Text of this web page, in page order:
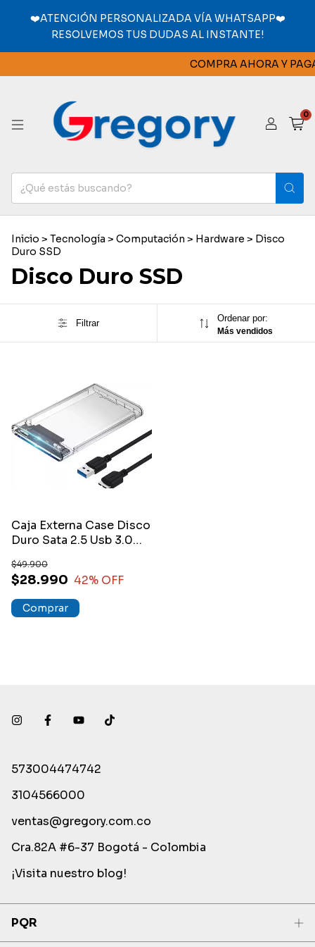
❤️ATENCIÓN PERSONALIZADA VÍA WHATSAPP❤️
RESOLVEMOS TUS DUDAS AL INSTANTE!
COMPRA AHORA Y
0
Inicio > Tecnología > Computación > Hardware > Disco
Duro SSD
Disco Duro SSD
Filtrar Ordenar por:
Más vendidos
Caja Externa Case Disco
Duro Sata 2.5 Usb 3.0
$28.990
$49.900
42% OFF
573004474742
3104566000
ventas@gregory.com.co
Cra.82A #6-37 Bogotá - Colombia
¡Visita nuestro blog!
PQR